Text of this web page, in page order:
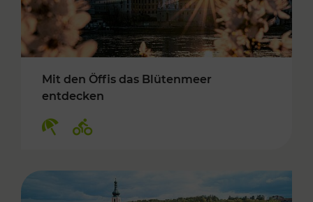
Mit den Öffis das Blütenmeer
entdecken